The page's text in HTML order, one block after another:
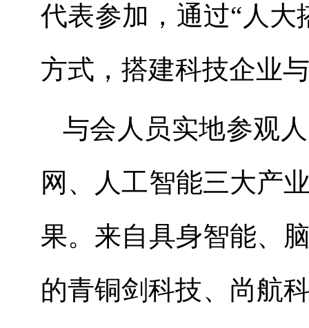
代表参加，通过“ 人大
方式，搭建科技企业
与会人员实地参观
网、人工智能三大产
果。来自具身智能、
的青铜剑科技、尚航